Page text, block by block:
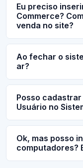
Eu preciso
Commerce?
venda no site?
Ao fechar o
ar?
Posso cadastrar
Usuário no
Ok, mas posso
computadores?